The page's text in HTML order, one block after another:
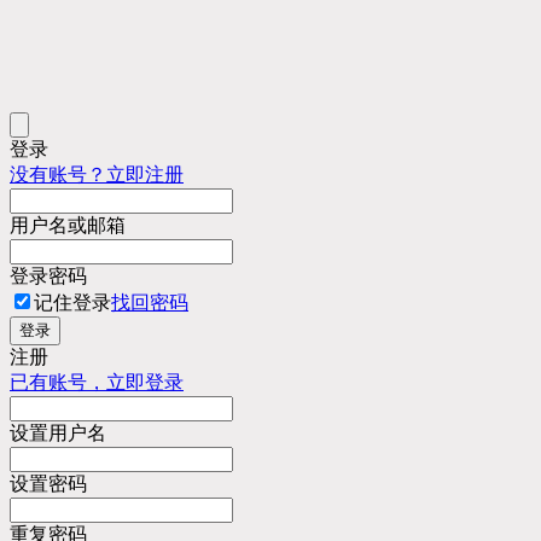
登录
没有账号？立即注册
用户名或邮箱
登录密码
记住登录找回密码
登录
注册
已有账号，立即登录
设置用户名
设置密码
重复密码